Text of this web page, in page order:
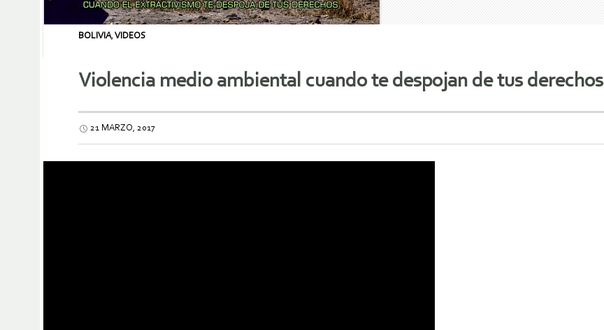
BOLIVIA,VIDEOS
Violencia medio ambiental cuando te despojan de tus derechos
21 MARZO, 2017